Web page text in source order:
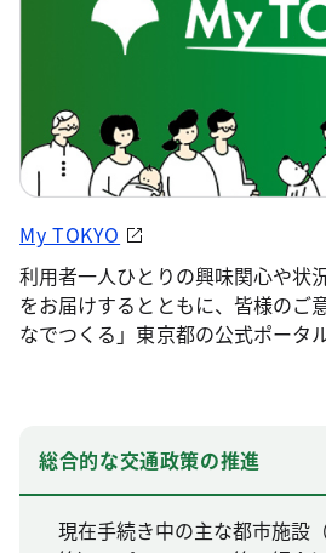
My TOKYO
利用者一人ひとりの興味関心や状
をお届けするとともに、皆様のご
なでつくる」東京都の公式ポータ
総合的な交通政策の推進
現在手続き中の主な都市施設